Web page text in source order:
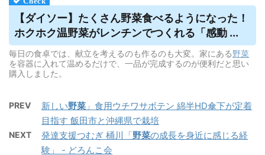
【ダイソー】たくさん野菜食べるようになった！
ホクホク温野菜がレンチンでつくれる「感動 ...
毎日の食卓では、献立を考えるのも作るのも大変。家にある野菜
を容器に入れて温めるだけで、一品が完成するのが便利だと思い
購入しました。
PREV 新しい野菜 」食用ウチワサボテン 綿半HD傘下が定着
目指す 飯田市と沖縄県で栽培
NEXT 発達支援つむぎ 桶川「野菜の成長を身近に感じる経
験」 - どろんこ会